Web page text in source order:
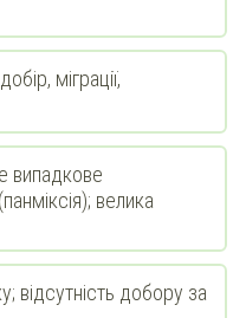
міграції,
випадкове
велика
відсутність добору за